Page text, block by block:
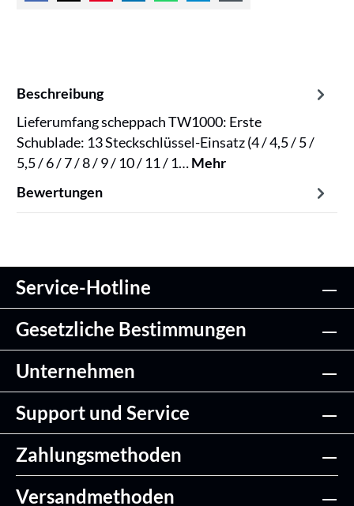
Beschreibung
Lieferumfang scheppach TW1000: Erste
Schublade: 13 Steckschlüssel-Einsatz (4 / 4,5 / 5 /
5,5 / 6 / 7 / 8 / 9 / 10 / 11 / 1…Mehr
Bewertungen
Service-Hotline
Gesetzliche Bestimmungen
Unternehmen
Support und Service
Zahlungsmethoden
Versandmethoden